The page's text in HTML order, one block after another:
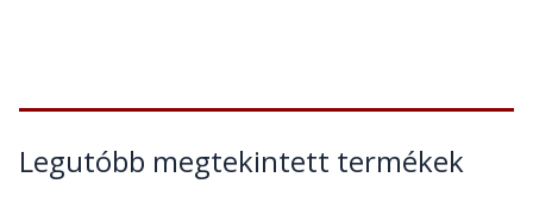
Legutóbb megtekintett termékek